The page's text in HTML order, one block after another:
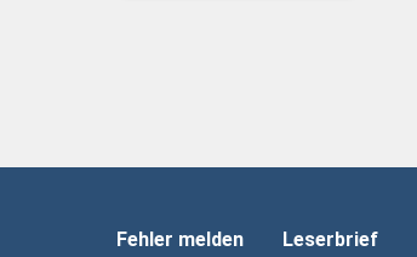
Fehler melden Leserbrief